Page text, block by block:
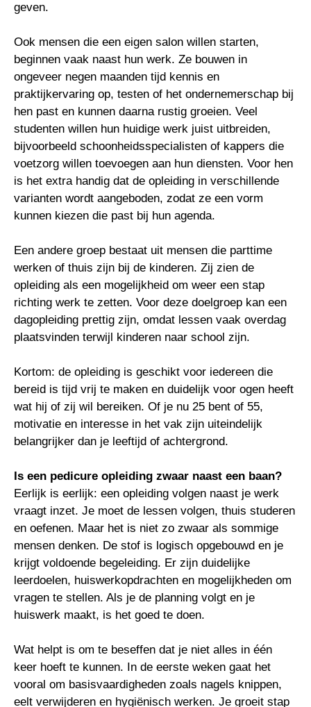
geven.
Ook mensen die een eigen salon willen starten,
beginnen vaak naast hun werk. Ze bouwen in
ongeveer negen maanden tijd kennis en
praktijkervaring op, testen of het ondernemerschap bij
hen past en kunnen daarna rustig groeien. Veel
studenten willen hun huidige werk juist uitbreiden,
bijvoorbeeld schoonheidsspecialisten of kappers die
voetzorg willen toevoegen aan hun diensten. Voor hen
is het extra handig dat de opleiding in verschillende
varianten wordt aangeboden, zodat ze een vorm
kunnen kiezen die past bij hun agenda.
Een andere groep bestaat uit mensen die parttime
werken of thuis zijn bij de kinderen. Zij zien de
opleiding als een mogelijkheid om weer een stap
richting werk te zetten. Voor deze doelgroep kan een
dagopleiding prettig zijn, omdat lessen vaak overdag
plaatsvinden terwijl kinderen naar school zijn.
Kortom: de opleiding is geschikt voor iedereen die
bereid is tijd vrij te maken en duidelijk voor ogen heeft
wat hij of zij wil bereiken. Of je nu 25 bent of 55,
motivatie en interesse in het vak zijn uiteindelijk
belangrijker dan je leeftijd of achtergrond.
Is een pedicure opleiding zwaar naast een baan?
Eerlijk is eerlijk: een opleiding volgen naast je werk
vraagt inzet. Je moet de lessen volgen, thuis studeren
en oefenen. Maar het is niet zo zwaar als sommige
mensen denken. De stof is logisch opgebouwd en je
krijgt voldoende begeleiding. Er zijn duidelijke
leerdoelen, huiswerkopdrachten en mogelijkheden om
vragen te stellen. Als je de planning volgt en je
huiswerk maakt, is het goed te doen.
Wat helpt is om te beseffen dat je niet alles in één
keer hoeft te kunnen. In de eerste weken gaat het
vooral om basisvaardigheden zoals nagels knippen,
eelt verwijderen en hygiënisch werken. Je groeit stap